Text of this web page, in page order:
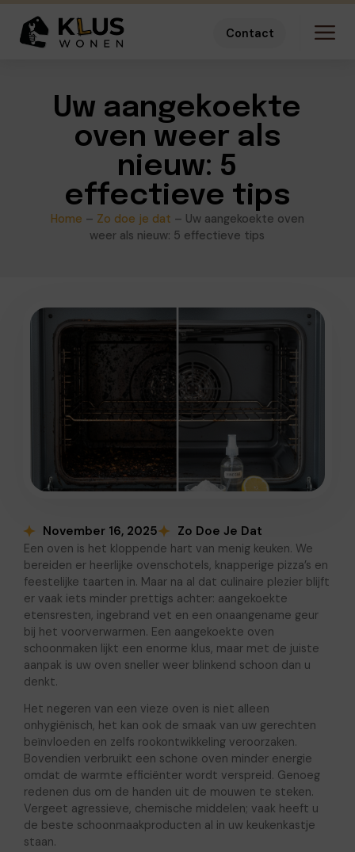
Contact
Uw aangekoekte
oven weer als
nieuw: 5
effectieve tips
Home – Zo doe je dat – Uw aangekoekte oven
weer als nieuw: 5 effectieve tips
November 16, 2025 Zo Doe Je Dat
Een oven is het kloppende hart van menig keuken. We
bereiden er heerlijke ovenschotels, knapperige pizza’s en
feestelijke taarten in. Maar na al dat culinaire plezier blijft
er vaak iets minder prettigs achter: aangekoekte
etensresten, ingebrand vet en een onaangename geur
bij het voorverwarmen. Een aangekoekte oven
schoonmaken lijkt een enorme klus, maar met de juiste
aanpak is uw oven sneller weer blinkend schoon dan u
denkt.
Het negeren van een vieze oven is niet alleen
onhygiënisch, het kan ook de smaak van uw gerechten
beïnvloeden en zelfs rookontwikkeling veroorzaken.
Bovendien verbruikt een schone oven minder energie
omdat de warmte efficiënter wordt verspreid. Genoeg
redenen dus om de handen uit de mouwen te steken.
Vergeet agressieve, chemische middelen; vaak heeft u
de beste schoonmaakproducten al in uw keukenkastje
staan.